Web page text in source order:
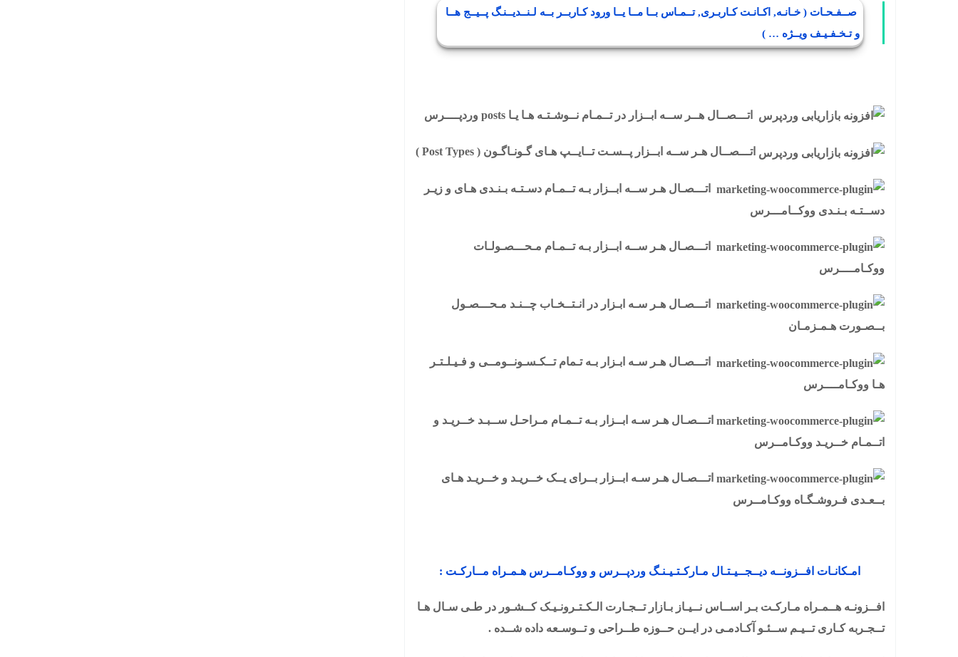
صــفـحـات ( خـانـه, اکـانـت کـاربـری, تــمـاس بــا مــا یــا ورود کـاربــر بــه لـنــدیــنـگ پــیــج هــا
و تـخـفـیـف ویــژه … )
اتـــصــال هــر ســه ابــزار در تــمـام نــوشـتـه هـا یـا posts وردپــــرس
اتـــصــال هـر ســه ابــزار پــسـت تــایــپ هـای گـونـاگـون ( Post Types )
اتـــصـال هـر ســه ابــزار بـه تــمـام دسـتـه بـنـدی هـای و زیـر
دســتـه بـنـدی ووکــامـــرس
اتـــصـال هـر ســه ابــزار بـه تــمـام مـحـــصـولـات
ووکـامــــرس
اتـــصـال هـر سـه ابـزار در انـتــخـاب چــنـد مـحـــصـول
بــصـورت هـمـزمـان
اتـــصـال هـر سـه ابـزار بـه تـمام تــکـسـونــومــی و فـیـلـتـر
هـا ووکـامــــرس
اتـــصـال هـر سـه ابــزار بـه تــمـام مـراحـل ســبـد خــریـد و
اتــمـام خــریـد ووکـامــرس
اتـــصـال هـر سـه ابــزار بــرای یــک خــریـد و خــریـد هـای
بــعـدی فـروشـگـاه ووکـامــرس
امـکانـات افــزونــه دیــجــیـتـال مـارکـتـیـنـگ وردپــرس و ووکـامــرس هـمـراه مــارکـت :
افــزونـه هــمـراه مـارکـت بـر اســاس نــیـاز بـازار تــجـارت الـکـتـرونـیـک کــشـور در طـی سـال هـا
تــجـربه کـاری تــیـم ســئـو آکـادمـی در ایــن حــوزه طــراحی و تــوسـعه داده شــده .